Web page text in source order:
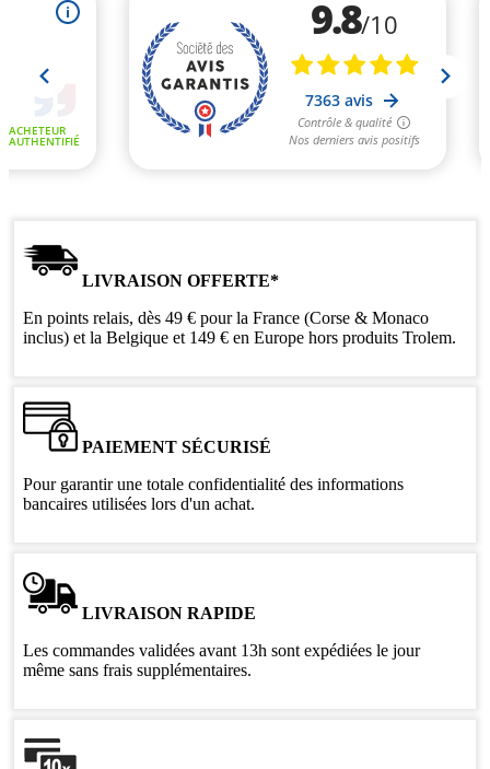
LIVRAISON OFFERTE*
En points relais, dès 49 € pour la France (Corse & Monaco
inclus) et la Belgique et 149 € en Europe hors produits Trolem.
PAIEMENT SÉCURISÉ
Pour garantir une totale confidentialité des informations
bancaires utilisées lors d'un achat.
LIVRAISON RAPIDE
Les commandes validées avant 13h sont expédiées le jour
même sans frais supplémentaires.